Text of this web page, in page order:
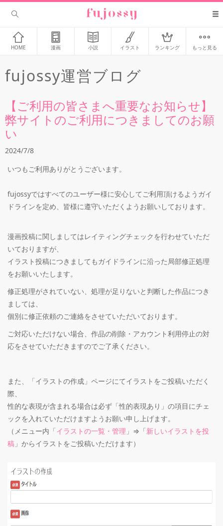
HOME 漫画 小説 イラスト ランキング もっと見る
fujossy運営ブログ
【ご利用の皆さまへ重要なお知らせ】
弊サイトのご利用につきましてのお願
い
2024/7/8
いつもご利用ありがとうございます。
fujossyではすべてのユーザー様に安心してご利用頂けるようガイ
ドラインを定め、皆様に遵守いただくようお願いしております。
漫画投稿に関しましてはレイティングチェックを行わせていただ
いておりますが、
イラスト投稿につきましてもガイドラインに沿った局部修正処理
をお願いいたします。
修正処理がされていない、処理が足りないと判断した作品につき
ましては、
個別に修正依頼のご連絡をさせていただいております。
ご対応いただけない場合、作品の削除・アカウント利用停止の対
応をさせていただきますのでご了承ください。
また、「イラストの作成」ページにてイラストをご投稿いただく
際、
性的な表現が含まれる場合は必ず「性的表現あり」の項目にチェ
ックを入れていただけますようお願い申し上げます。
（メニュー内「イラストの一覧・管理 」⇒「新しいイラストを投
稿 」からイラストをご投稿いただけます）